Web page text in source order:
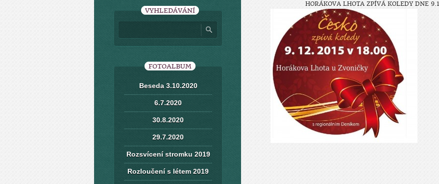
HORÁKOVA LHOTA ZPÍVÁ KOLEDY DNE
VYHLEDÁVÁNÍ
FOTOALBUM
Beseda 3.10.2020
6.7.2020
30.8.2020
29.7.2020
Rozsvícení stromku 2019
Rozloučení s létem 2019